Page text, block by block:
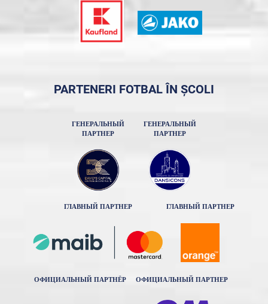
PARTENERI FOTBAL ÎN ȘCOLI
ГЕНЕРАЛЬНЫЙ
ПАРТНЕР
ГЕНЕРАЛЬНЫЙ
ПАРТНЕР
ГЛАВНЫЙ ПАРТНЕР ГЛАВНЫЙ ПАРТНЕР
ОФИЦИАЛЬНЫЙ ПАРТНЁР ОФИЦИАЛЬНЫЙ ПАРТНЕР